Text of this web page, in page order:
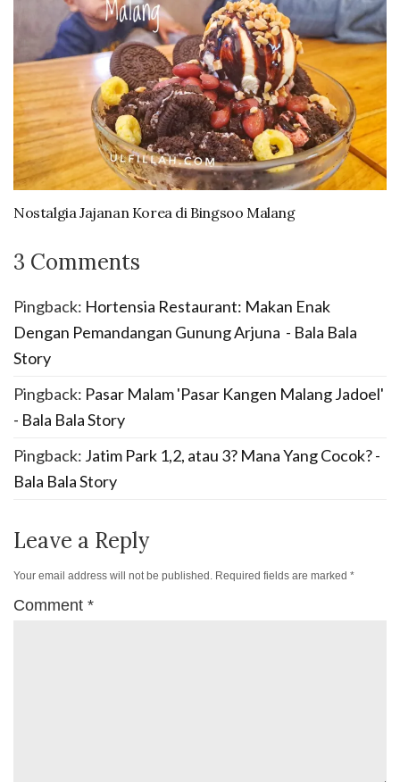
Nostalgia Jajanan Korea di Bingsoo Malang
3 Comments
Pingback: Hortensia Restaurant: Makan Enak
Dengan Pemandangan Gunung Arjuna - Bala Bala
Story
Pingback: Pasar Malam 'Pasar Kangen Malang Jadoel'
- Bala Bala Story
Pingback: Jatim Park 1,2, atau 3? Mana Yang Cocok? -
Bala Bala Story
Leave a Reply
Your email address will not be published. Required fields are marked *
Comment *